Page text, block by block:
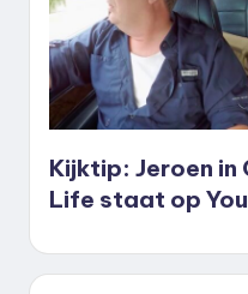
Kijktip: Jeroen
Life staat op